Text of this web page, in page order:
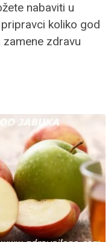
nabaviti u
koliko god
zdravu